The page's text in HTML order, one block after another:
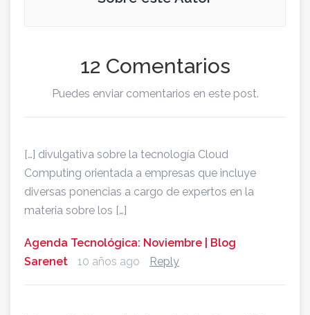
12 Comentarios
Puedes enviar comentarios en este post.
[…] divulgativa sobre la tecnología Cloud
Computing orientada a empresas que incluye
diversas ponencias a cargo de expertos en la
materia sobre los […]
Agenda Tecnológica: Noviembre | Blog
Sarenet
10 años ago Reply